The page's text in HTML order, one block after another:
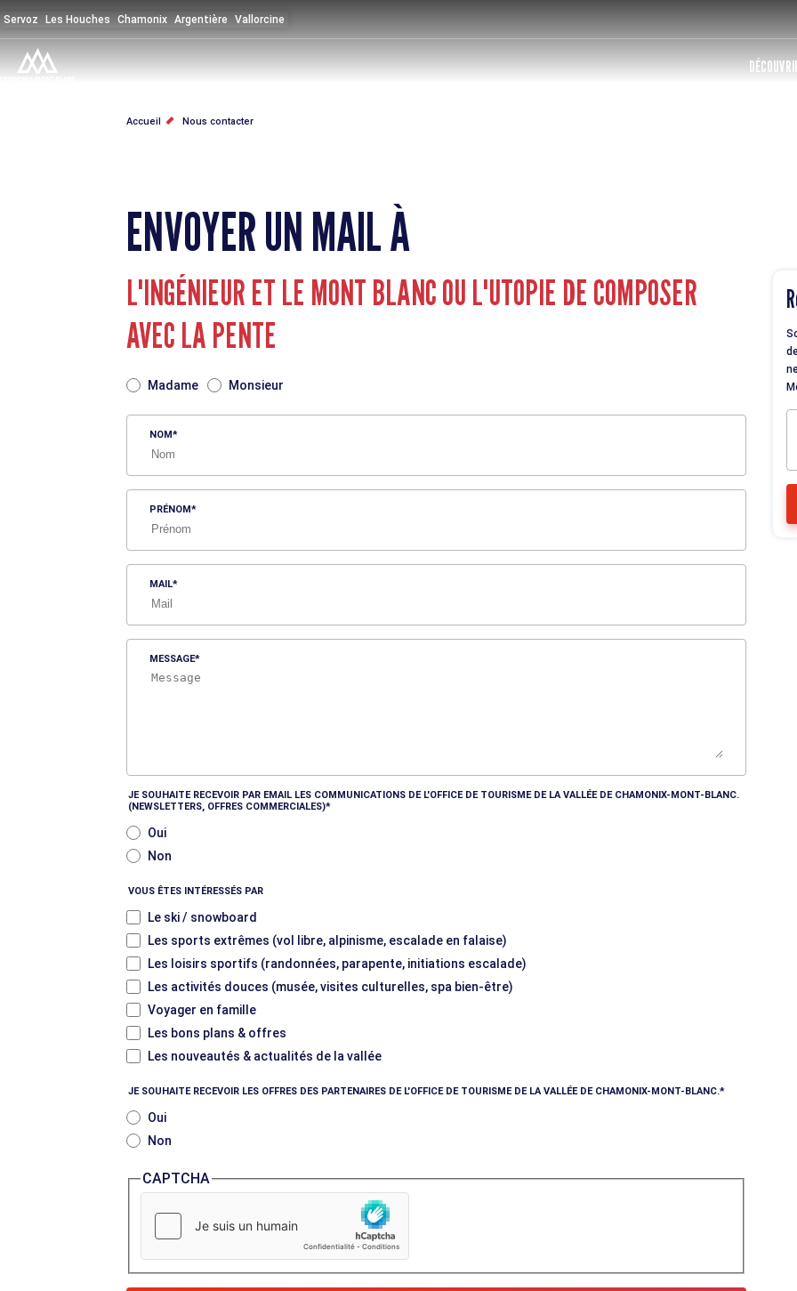
au
contenu
principal
Servoz Les Houches Chamonix Argentière Vallorcine
FILAccueil Nous contacter
ENVOYER UN MAIL À
L'INGÉNIEUR ET LE MONT BLANC OU L'UTOPIE DE COMPOSER
AVEC LA PENTE
Madame Monsieur
NOM
PRÉNOM
MAIL
MESSAGE
JE SOUHAITE RECEVOIR PAR EMAIL LES COMMUNICATIONS DE L'OFFICE DE TOURISME DE LA VALLÉE DE CHAMONIX-MONT-BLANC.
(NEWSLETTERS, OFFRES COMMERCIALES)
Oui
Non
VOUS ÊTES INTÉRESSÉS PAR
Le ski / snowboard
Les sports extrêmes (vol libre, alpinisme, escalade en falaise)
Les loisirs sportifs (randonnées, parapente, initiations escalade)
Les activités douces (musée, visites culturelles, spa bien-être)
Voyager en famille
Les bons plans & offres
Les nouveautés & actualités de la vallée
JE SOUHAITE RECEVOIR LES OFFRES DES PARTENAIRES DE L'OFFICE DE TOURISME DE LA VALLÉE DE CHAMONIX-MONT-BLANC.
Oui
Non
CAPTCHA